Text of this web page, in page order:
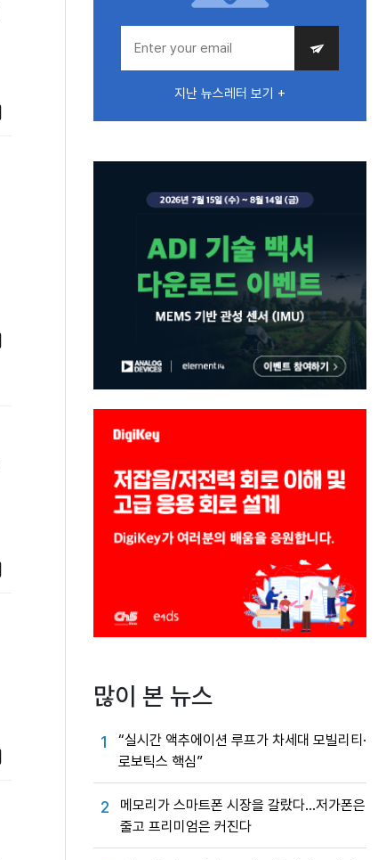
지난 뉴스레터 보기 +
많이 본 뉴스
1
“실시간 액추에이션 루프가 차세대 모빌리티·
로보틱스 핵심”
2
메모리가 스마트폰 시장을 갈랐다…저가폰은
줄고 프리미엄은 커진다